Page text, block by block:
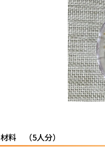
材料 （5人分）